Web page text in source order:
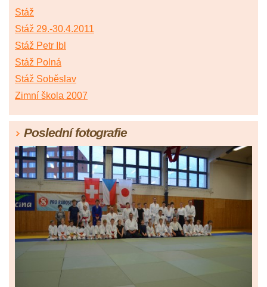
Stáž
Stáž 29.-30.4.2011
Stáž Petr Ibl
Stáž Polná
Stáž Soběslav
Zimní škola 2007
Poslední fotografie